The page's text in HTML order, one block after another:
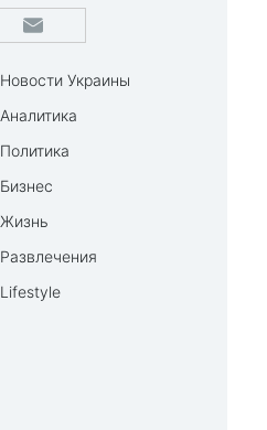
Новости Украины
Аналитика
Политика
Бизнес
Жизнь
Развлечения
Lifestyle